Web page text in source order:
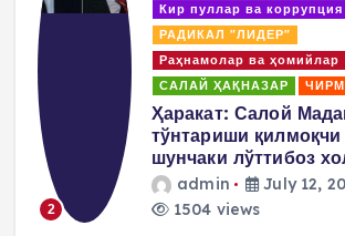
Коррупция и отмывание
ПОВИЛИКА
Пропаганда насилия и
Салай Хакназар
Пулат Ахунов: Нам
заявить, что мы не
методы М.Салиха а
придерживаемся
демократических и
ненасильственных